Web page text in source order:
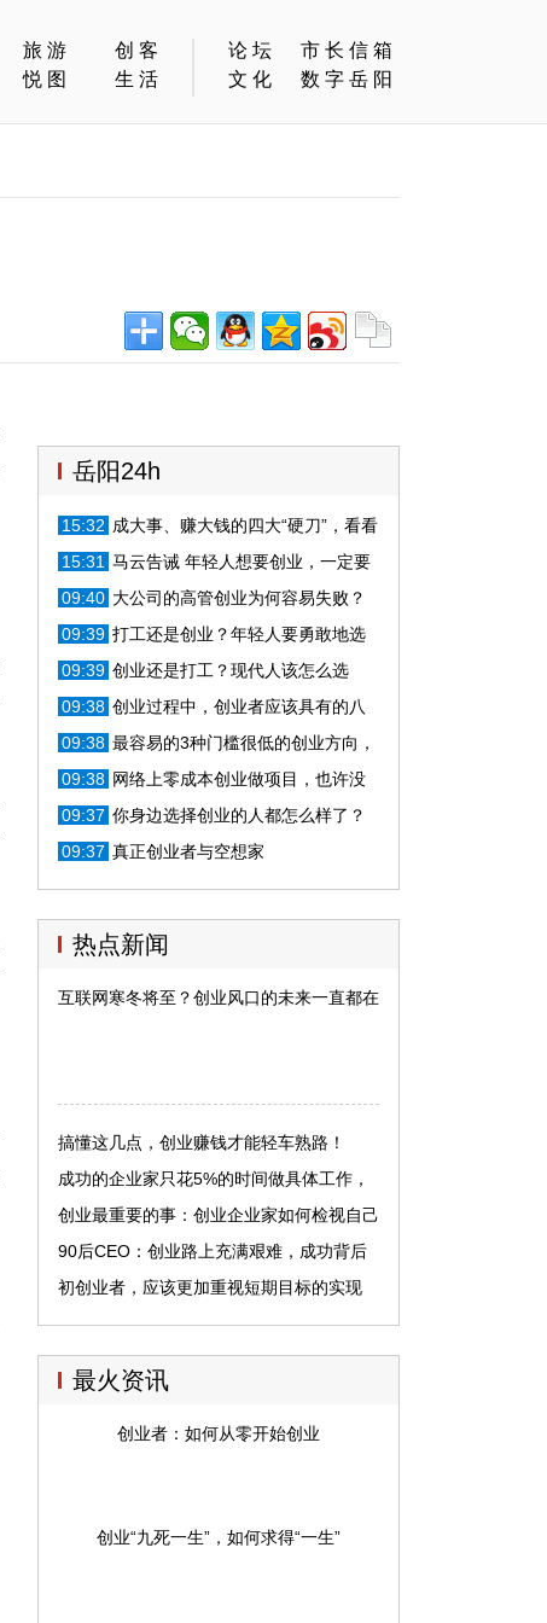
旅游
创客
悦图
生活
论坛
市长信箱
文化
数字岳阳
岳阳24h
15:32 成大事、赚大钱的四大“硬刀”，看看
你会几刀？
15:31 马云告诫 年轻人想要创业，一定要
记住这一点！
09:40 大公司的高管创业为何容易失败？
把握这三点，草根创业有优势
09:39 打工还是创业？年轻人要勇敢地选
择去创业
09:39 创业还是打工？现代人该怎么选
择？这波趋势来袭你抓住了吗？
09:38 创业过程中，创业者应该具有的八
个好习惯，看看你有吗？
09:38 最容易的3种门槛很低的创业方向，
选择其一就够了
09:38 网络上零成本创业做项目，也许没
接触过，但是你可以操作
09:37 你身边选择创业的人都怎么样了？
十个创业者九个已死
09:37 真正创业者与空想家
热点新闻
互联网寒冬将至？创业风口的未来一直都在创业者手里
搞懂这几点，创业赚钱才能轻车熟路！
成功的企业家只花5%的时间做具体工作，
其余时间主要是在找人
创业最重要的事：创业企业家如何检视自己
的领导力
90后CEO：创业路上充满艰难，成功背后
隐藏辛酸
初创业者，应该更加重视短期目标的实现
最火资讯
创业者：如何从零开始创业
创业“九死一生”，如何求得“一生”